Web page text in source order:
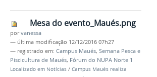
Mesa do evento_Maués.png
porvanessa
— última modificação 12/12/2016 07h27
— registrado em: Campus Maués, Semana Pesca e
Piscicultura de Maués, Fórum do NUPA Norte 1
Localizado em Notícias / Campus Maués realiza